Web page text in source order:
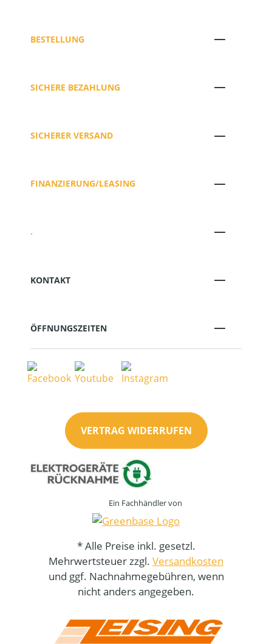
BESTELLUNG
SICHERE BEZAHLUNG
SICHERER VERSAND
FINANZIERUNG/LEASING
.
KONTAKT
ÖFFNUNGSZEITEN
VERTRAG WIDERRUFEN
Ein Fachhändler von
* Alle Preise inkl. gesetzl.
Mehrwertsteuer zzgl. Versandkosten
und ggf. Nachnahmegebühren, wenn
nicht anders angegeben.